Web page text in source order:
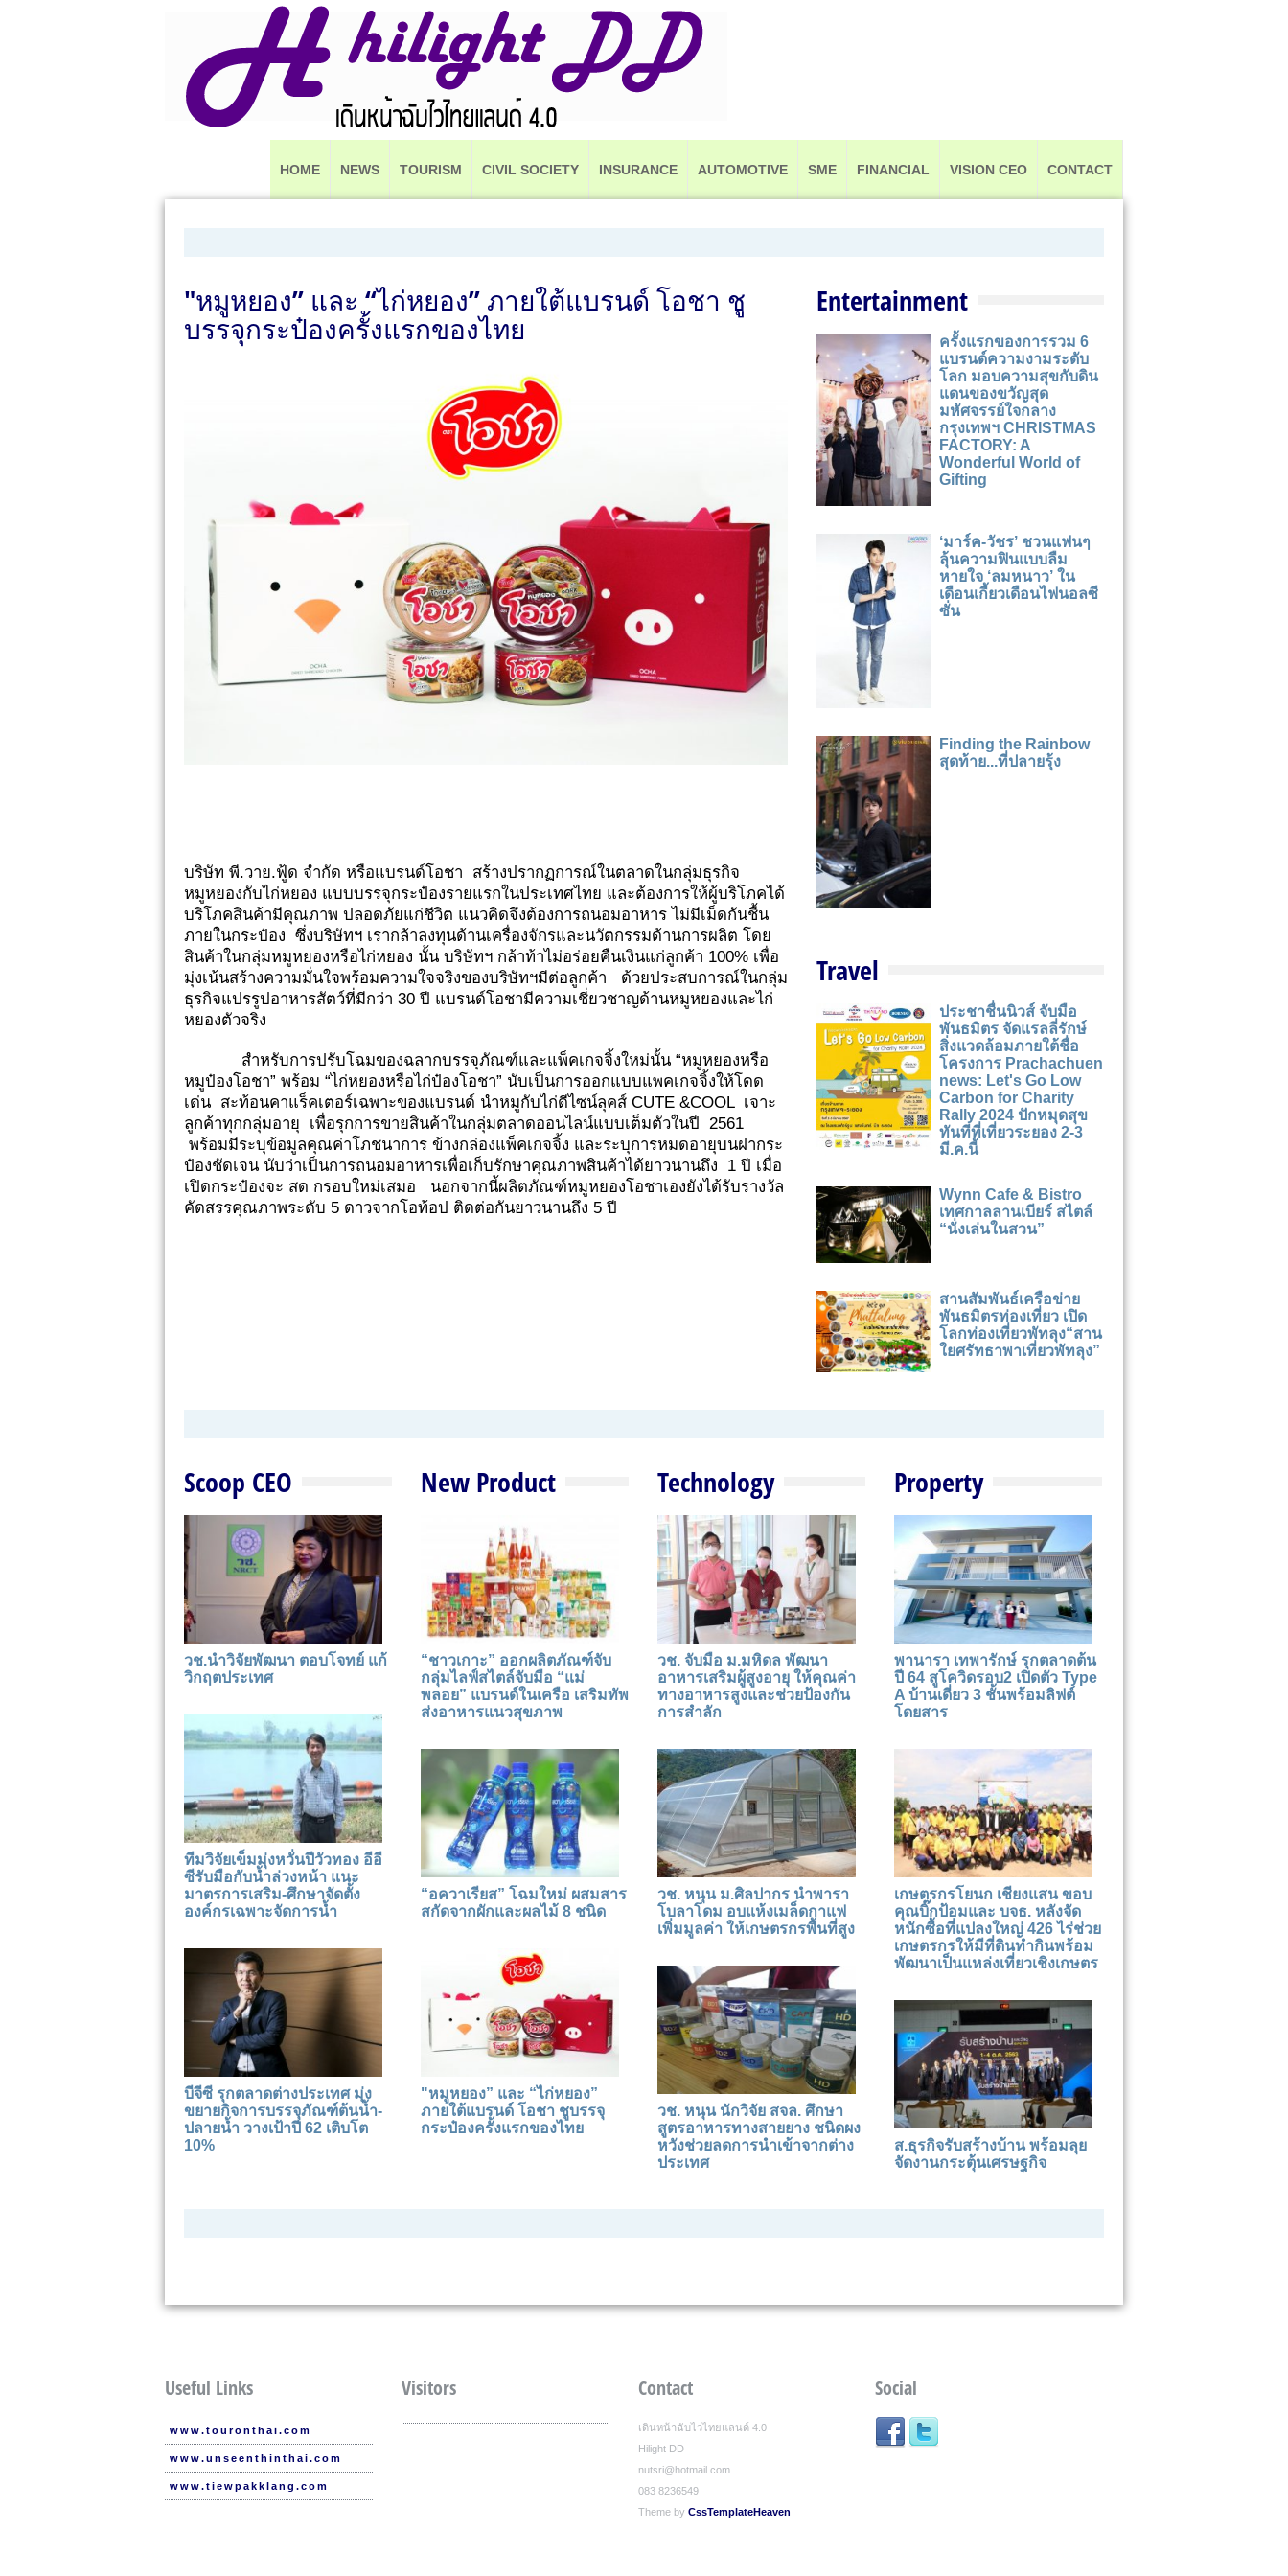
HOME NEWS TOURISM CIVIL SOCIETY INSURANCE AUTOMOTIVE SME FINANCIAL VISION CEO CONTACT
"หมูหยอง” และ “ไก่หยอง” ภายใต้แบรนด์ โอชา ชู
บรรจุกระป๋องครั้งแรกของไทย
บริษัท พี.วาย.ฟู้ด จำกัด หรือแบรนด์โอชา สร้างปรากฏการณ์ในตลาดในกลุ่มธุรกิจ
หมูหยองกับไก่หยอง แบบบรรจุกระป๋องรายแรกในประเทศไทย และต้องการให้ผู้บริโภคได้
บริโภคสินค้ามีคุณภาพ ปลอดภัยแก่ชีวิต แนวคิดจึงต้องการถนอมอาหาร ไม่มีเม็ดกันชื้น
ภายในกระป๋อง ซึ่งบริษัทฯ เรากล้าลงทุนด้านเครื่องจักรและนวัตกรรมด้านการผลิต โดย
สินค้าในกลุ่มหมูหยองหรือไก่หยอง นั้น บริษัทฯ กล้าท้าไม่อร่อยคืนเงินแก่ลูกค้า 100% เพื่อ
มุ่งเน้นสร้างความมั่นใจพร้อมความใจจริงของบริษัทฯมีต่อลูกค้า ด้วยประสบการณ์ในกลุ่ม
ธุรกิจแปรรูปอาหารสัตว์ที่มีกว่า 30 ปี แบรนด์โอชามีความเชี่ยวชาญด้านหมูหยองและไก่
หยองตัวจริง
สำหรับการปรับโฉมของฉลากบรรจุภัณฑ์และแพ็คเกจจิ้งใหม่นั้น “หมูหยองหรือ
หมูป๋องโอชา” พร้อม “ไก่หยองหรือไก่ป๋องโอชา” นับเป็นการออกแบบแพคเกจจิ้งให้โดด
เด่น สะท้อนคาแร็คเตอร์เฉพาะของแบรนด์ นำหมูกับไก่ดีไซน์ลุคส์ CUTE &COOL เจาะ
ลูกค้าทุกกลุ่มอายุ เพื่อรุกการขายสินค้าในกลุ่มตลาดออนไลน์แบบเต็มตัวในปี 2561
พร้อมมีระบุข้อมูลคุณค่าโภชนาการ ข้างกล่องแพ็คเกจจิ้ง และระบุการหมดอายุบนฝากระ
ป๋องชัดเจน นับว่าเป็นการถนอมอาหารเพื่อเก็บรักษาคุณภาพสินค้าได้ยาวนานถึง 1 ปี เมื่อ
เปิดกระป๋องจะ สด กรอบใหม่เสมอ นอกจากนี้ผลิตภัณฑ์หมูหยองโอชาเองยังได้รับรางวัล
คัดสรรคุณภาพระดับ 5 ดาวจากโอท้อป ติดต่อกันยาวนานถึง 5 ปี
Entertainment
ครั้งแรกของการรวม 6
แบรนด์ความงามระดับ
โลก มอบความสุขกับดิน
แดนของขวัญสุด
มหัศจรรย์ใจกลาง
กรุงเทพฯ CHRISTMAS
FACTORY: A
Wonderful World of
Gifting
‘มาร์ค-วัชร’ ชวนแฟนๆ
ลุ้นความฟินแบบลืม
หายใจ ‘ลมหนาว’ ใน
เดือนเกี้ยวเดือนไฟนอลซี
ซั่น
Finding the Rainbow
สุดท้าย...ที่ปลายรุ้ง
Travel
ประชาชื่นนิวส์ จับมือ
พันธมิตร จัดแรลลี่รักษ์
สิ่งแวดล้อมภายใต้ชื่อ
โครงการ Prachachuen
news: Let's Go Low
Carbon for Charity
Rally 2024 ปักหมุดสุข
ทันทีที่เที่ยวระยอง 2-3
มี.ค.นี้
Wynn Cafe & Bistro
เทศกาลลานเบียร์ สไตล์
“นั่งเล่นในสวน”
สานสัมพันธ์เครือข่าย
พันธมิตรท่องเที่ยว เปิด
โลกท่องเที่ยวพัทลุง“สาน
ใยศรัทธาพาเที่ยวพัทลุง”
Scoop CEO
วช.นำวิจัยพัฒนา ตอบโจทย์ แก้
วิกฤตประเทศ
ทีมวิจัยเข็มมุ่งหวั่นปีวัวทอง อีอี
ซีรับมือกับน้ำล่วงหน้า แนะ
มาตรการเสริม-ศึกษาจัดตั้ง
องค์กรเฉพาะจัดการน้ำ
บีจีซี รุกตลาดต่างประเทศ มุ่ง
ขยายกิจการบรรจุภัณฑ์ต้นน้ำ-
ปลายน้ำ วางเป้าปี 62 เติบโต
10%
New Product
“ชาวเกาะ” ออกผลิตภัณฑ์จับ
กลุ่มไลฟ์สไตล์จับมือ “แม่
พลอย” แบรนด์ในเครือ เสริมทัพ
ส่งอาหารแนวสุขภาพ
“อควาเรียส” โฉมใหม่ ผสมสาร
สกัดจากผักและผลไม้ 8 ชนิด
"หมูหยอง” และ “ไก่หยอง”
ภายใต้แบรนด์ โอชา ชูบรรจุ
กระป๋องครั้งแรกของไทย
Technology
วช. จับมือ ม.มหิดล พัฒนา
อาหารเสริมผู้สูงอายุ ให้คุณค่า
ทางอาหารสูงและช่วยป้องกัน
การสำลัก
วช. หนุน ม.ศิลปากร นำพารา
โบลาโดม อบแห้งเมล็ดกาแฟ
เพิ่มมูลค่า ให้เกษตรกรพื้นที่สูง
วช. หนุน นักวิจัย สจล. ศึกษา
สูตรอาหารทางสายยาง ชนิดผง
หวังช่วยลดการนำเข้าจากต่าง
ประเทศ
Property
พานารา เทพารักษ์ รุกตลาดต้น
ปี 64 สูโควิดรอบ2 เปิดตัว Type
A บ้านเดี่ยว 3 ชั้นพร้อมลิฟต์
โดยสาร
เกษตรกรโยนก เชียงแสน ขอบ
คุณบิ๊กป้อมและ บจธ. หลังจัด
หนักซื้อที่แปลงใหญ่ 426 ไร่ช่วย
เกษตรกรให้มีที่ดินทำกินพร้อม
พัฒนาเป็นแหล่งเที่ยวเชิงเกษตร
ส.ธุรกิจรับสร้างบ้าน พร้อมลุย
จัดงานกระตุ้นเศรษฐกิจ
Useful Links
www.touronthai.com
www.unseenthinthai.com
www.tiewpakklang.com
Visitors Contact
เดินหน้าฉับไวไทยแลนด์ 4.0
Hilight DD
nutsri@hotmail.com
083 8236549
Theme by CssTemplateHeaven
Social